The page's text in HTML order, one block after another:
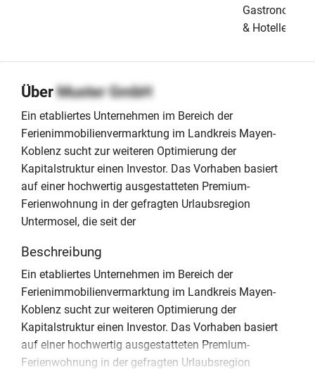
Gastronomie
& Hotellerie
ÜberMuster GmbH
Ein etabliertes Unternehmen im Bereich der
Ferienimmobilienvermarktung im Landkreis Mayen-
Koblenz sucht zur weiteren Optimierung der
Kapitalstruktur einen Investor. Das Vorhaben basiert
auf einer hochwertig ausgestatteten Premium-
Ferienwohnung in der gefragten Urlaubsregion
Untermosel, die seit der
Beschreibung
Ein etabliertes Unternehmen im Bereich der
Ferienimmobilienvermarktung im Landkreis Mayen-
Koblenz sucht zur weiteren Optimierung der
Kapitalstruktur einen Investor. Das Vorhaben basiert
auf einer hochwertig ausgestatteten Premium-
Ferienwohnung in der gefragten Urlaubsregion